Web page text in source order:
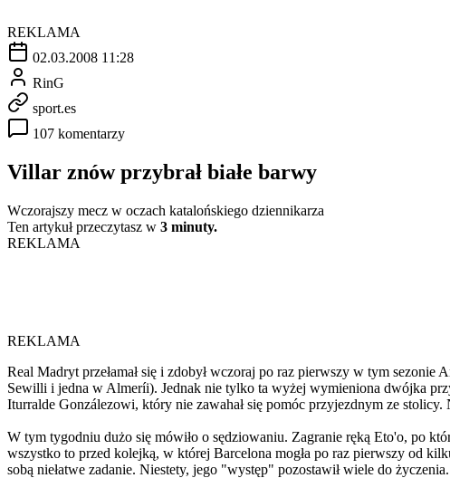
REKLAMA
02.03.2008 11:28
RinG
sport.es
107 komentarzy
Villar znów przybrał białe barwy
Wczorajszy mecz w oczach katalońskiego dziennikarza
Ten artykuł przeczytasz w 3 minuty.
REKLAMA
REKLAMA
Real Madryt przełamał się i zdobył wczoraj po raz pierwszy w tym
Sewilli i jedna w Almeríi). Jednak nie tylko ta wyżej wymieniona dwójka
Iturralde Gonzálezowi, który nie zawahał się pomóc przyjezdnym ze
W tym tygodniu dużo się mówiło o sędziowaniu. Zagranie ręką Eto'o, po
wszystko to przed kolejką, w której Barcelona mogła po raz pierwszy od
sobą niełatwe zadanie. Niestety, jego "występ" pozostawił wiele do życzenia.